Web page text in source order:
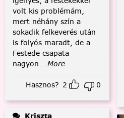
volt kis problémám,
mert néhány szín a
sokadik felkeverés után
is folyós maradt, de a
Festede csapata
nagyon ...More
Hasznos? 2 0
Kriszta